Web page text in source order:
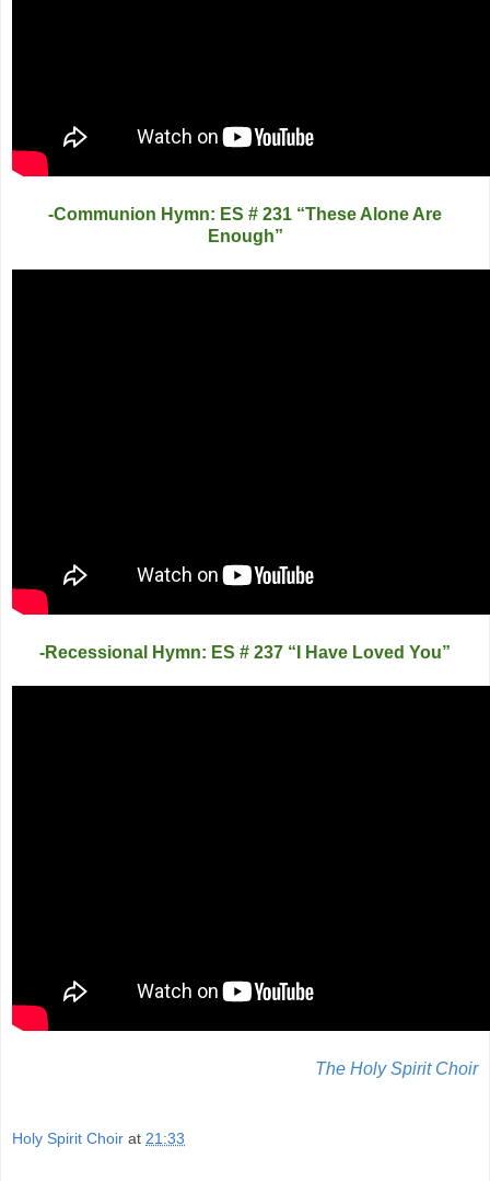
-Communion Hymn: ES # 231 “These Alone Are
Enough”
-Recessional Hymn: ES # 237 “I Have Loved You”
The Holy Spirit Choir
Holy Spirit Choir at 21:33